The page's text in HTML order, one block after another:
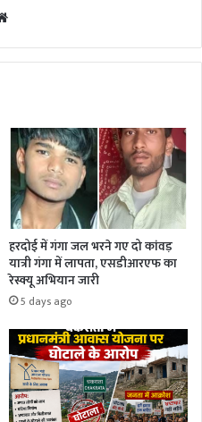
te
हरदोई में गंगा जल भरने गए दो कांवड़
यात्री गंगा में लापता, एसडीआरएफ का
रेस्क्यू अभियान जारी
5 days ago